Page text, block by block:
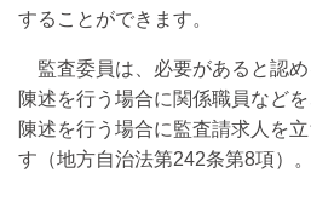
することができます。
監査委員は、必要があると認
陳述を行う場合に関係職員など
陳述を行う場合に監査請求人を
す（地方自治法第242条第8項）。